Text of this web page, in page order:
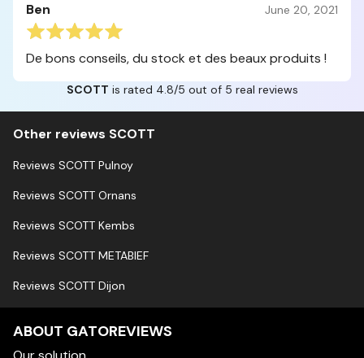
Ben June 20, 2021
De bons conseils, du stock et des beaux produits !
SCOTT is rated 4.8/5 out of 5 real reviews
Other reviews SCOTT
Reviews SCOTT Pulnoy
Reviews SCOTT Ornans
Reviews SCOTT Kembs
Reviews SCOTT METABIEF
Reviews SCOTT Dijon
ABOUT GATOREVIEWS